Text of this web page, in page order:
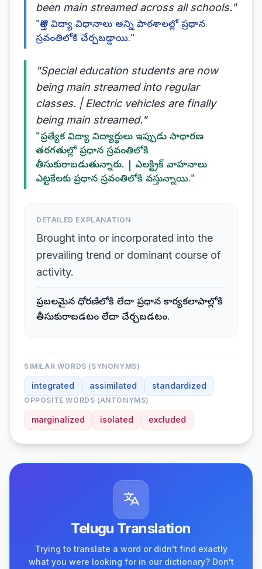
been main streamed across all schools."
"కొత్త విద్యా విధానాలు అన్ని పాఠశాలల్లో ప్రధాన
స్రవంతిలోకి చేర్చబడ్డాయి."
"Special education students are now
being main streamed into regular
classes. | Electric vehicles are finally
being main streamed."
"ప్రత్యేక విద్యా విద్యార్థులు ఇప్పుడు సాధారణ
తరగతుల్లో ప్రధాన స్రవంతిలోకి
తీసుకురాబడుతున్నారు. | ఎలక్ట్రిక్ వాహనాలు
ఎట్టకేలకు ప్రధాన స్రవంతిలోకి వస్తున్నాయి."
DETAILED EXPLANATION
Brought into or incorporated into the
prevailing trend or dominant course of
activity.
ప్రబలమైన ధోరణిలోకి లేదా ప్రధాన కార్యకలాపాల్లోకి
తీసుకురాబడటం లేదా చేర్చబడటం.
SIMILAR WORDS (SYNONYMS)
integrated assimilated standardized
OPPOSITE WORDS (ANTONYMS)
marginalized isolated excluded
Telugu Translation
Trying to translate a word or didn't find exactly
what you were looking for in our dictionary? Don't